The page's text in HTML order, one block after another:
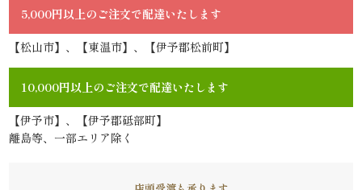
ー
ズ
ま
つ
5,000円以上のご注文で配達いたします
【松山市】、【東温市】、【伊予郡松前町】
10,000円以上のご注文で配達いたします
【伊予市】、【伊予郡砥部町】
離島等、一部エリア除く